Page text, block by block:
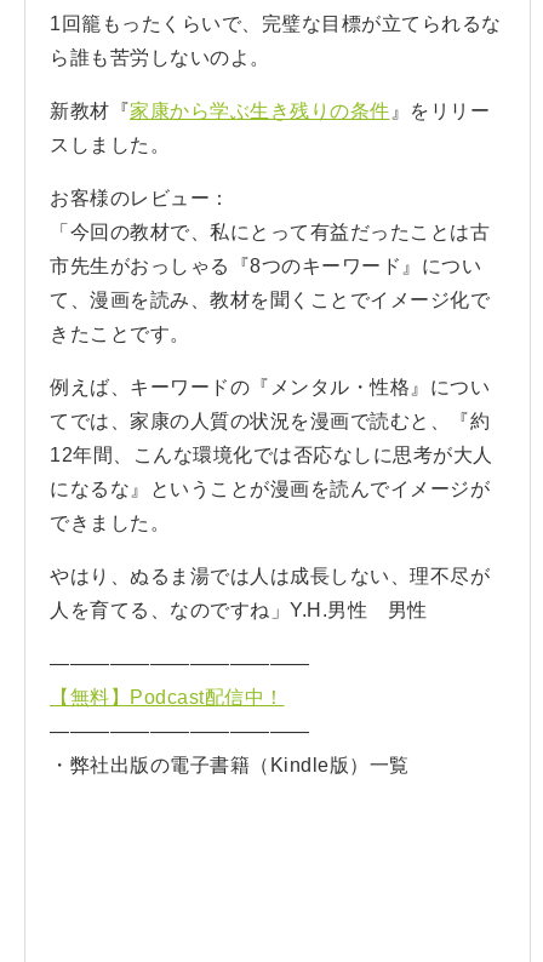
1回籠もったくらいで、完璧な目標が立てられるな
ら誰も苦労しないのよ。
新教材『家康から学ぶ生き残りの条件 』をリリー
スしました。
お客様のレビュー：
「今回の教材で、私にとって有益だったことは古
市先生がおっしゃる『8つのキーワード』につい
て、漫画を読み、教材を聞くことでイメージ化で
きたことです。
例えば、キーワードの『メンタル・性格』につい
てでは、家康の人質の状況を漫画で読むと、『約
12年間、こんな環境化では否応なしに思考が大人
になるな』ということが漫画を読んでイメージが
できました。
やはり、ぬるま湯では人は成長しない、理不尽が
人を育てる、なのですね」Y.H.男性 男性
—————————————
【無料】Podcast配信中！
—————————————
・弊社出版の電子書籍（Kindle版）一覧